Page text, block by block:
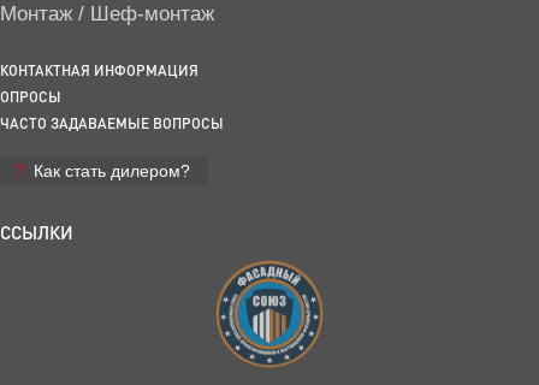
Монтаж / Шеф-монтаж
КОНТАКТНАЯ ИНФОРМАЦИЯ
ОПРОСЫ
ЧАСТО ЗАДАВАЕМЫЕ ВОПРОСЫ
Как стать дилером?
ССЫЛКИ